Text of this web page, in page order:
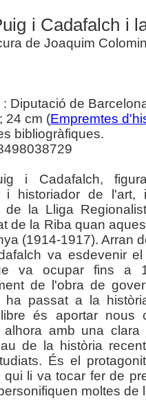
i Cadafalch i
de Joaquim
Diputació de
24 cm (Empremtes
bibliogràfiques.
i Cadafalch,
i historiador de
de la Lliga
de la Riba quan
(1914-1917). Arran
va esdevenir
va ocupar fins a
de l'obra de
ha passat a la
és aportar nous
amb una
de la història
És el
qui li va tocar fer de
moltes